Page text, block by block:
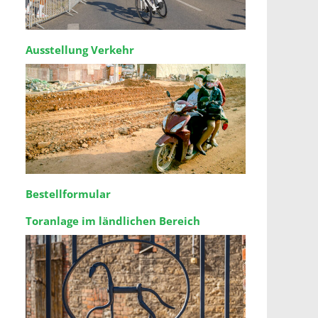
Ausstellung Verkehr
Bestellformular
Toranlage im ländlichen Bereich